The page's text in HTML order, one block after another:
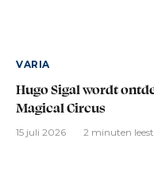
VARIA
Hugo Sigal wordt
Magical Circus
15 juli 2026 2 minuten